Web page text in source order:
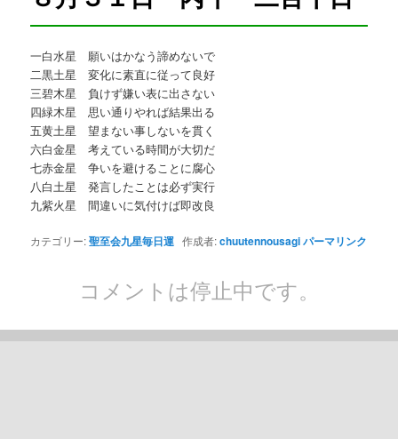
一白水星 願いはかなう諦めないで
二黒土星 変化に素直に従って良好
三碧木星 負けず嫌い表に出さない
四緑木星 思い通りやれば結果出る
五黄土星 望まない事しないを貫く
六白金星 考えている時間が大切だ
七赤金星 争いを避けることに腐心
八白土星 発言したことは必ず実行
九紫火星 間違いに気付けば即改良
カテゴリー:聖至会九星毎日運 作成者:chuutennousagiパーマリンク
コメントは停止中です。